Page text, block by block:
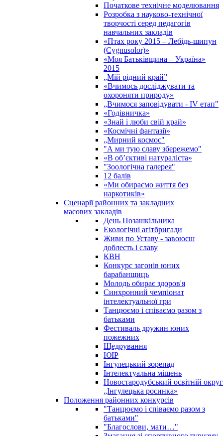
Початкове технічне моделювання
Розробка з науково-технічної
творчості серед педагогів
навчальних закладів
«Птах року 2015 – Лебідь-шипун
(Cygnusolor)»
«Моя Батьківщина – Україна»
2015
„Мій рідний край”
«Вчимось досліджувати та
охороняти природу»
„Вчимося заповідувати - ІV етап"
«Годівничка»
«Знай і люби свій край»
«Космічні фантазії»
„Мирний космос"
"А ми тую славу збережемо"
«В об’єктиві натураліста»
"Зоологічна галерея"
12 балів
«Ми обираємо життя без
наркотиків»
Сценарії районних та закладних
масових закладів
День Позашкільника
Екологічні агітбригади
Живи по Уставу - завоюєш
доблесть і славу
КВН
Конкурс загонів юних
барабанщиць
Молодь обирає здоров'я
Синхронний чемпіонат
інтелектуальної гри
Танцюємо і співаємо разом з
батьками
Фестиваль дружин юних
пожежних
Щедрування
ЮІР
Інгулецький зорепад
Інтелектуальна мішень
Новостародубський освітній округ
„Інгулецька росинка»
Положення районних конкурсів
"Танцюємо і співаємо разом з
батьками"
"Благослови, мати…"